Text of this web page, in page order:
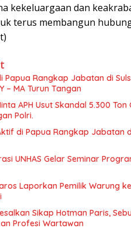
kekeluargaan dan
terus membangun
Papua Rangkap Jabatan di
– MA Turun Tangan
APH Usut Skandal 5.300
Polri.
di Papua Rangkap Jabatan di
UNHAS Gelar Seminar
Laporkan Pemilik Warung
Sikap Hotman Paris,
Profesi Wartawan